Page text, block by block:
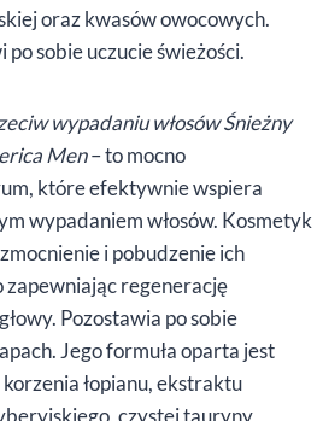
oraz kwasów owocowych.
sobie uczucie świeżości.
wypadaniu włosów Śnieżny
Men– to mocno
które efektywnie wspiera
wypadaniem włosów. Kosmetyk
i pobudzenie ich
regenerację
Pozostawia po sobie
Jego formuła oparta jest
łopianu, ekstraktu
czystej tauryny